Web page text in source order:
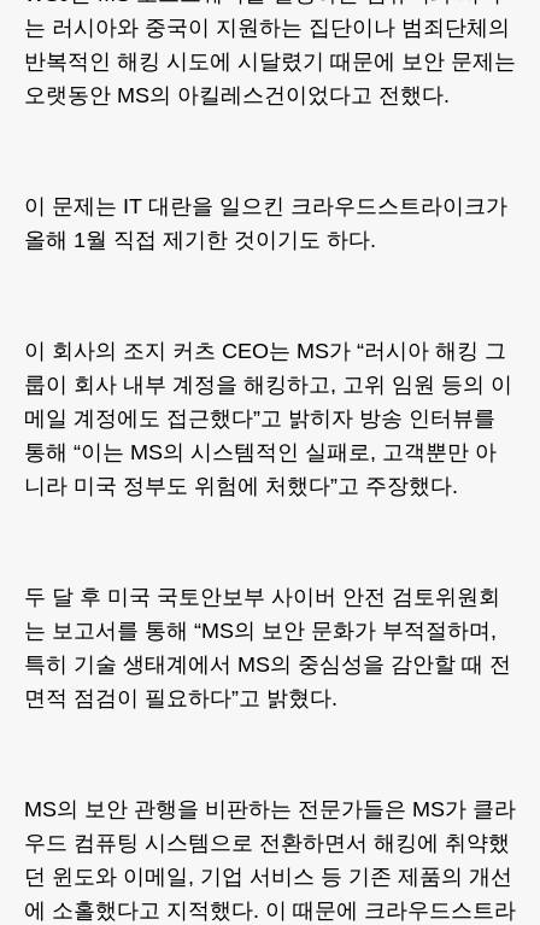
는 러시아와 중국이 지원하는 집단이나 범죄단체의
반복적인 해킹 시도에 시달렸기 때문에 보안 문제는
오랫동안 MS의 아킬레스건이었다고 전했다.
이 문제는 IT 대란을 일으킨 크라우드스트라이크가
올해 1월 직접 제기한 것이기도 하다.
이 회사의 조지 커츠 CEO는 MS가 “러시아 해킹 그
룹이 회사 내부 계정을 해킹하고, 고위 임원 등의 이
메일 계정에도 접근했다”고 밝히자 방송 인터뷰를
통해 “이는 MS의 시스템적인 실패로, 고객뿐만 아
니라 미국 정부도 위험에 처했다”고 주장했다.
두 달 후 미국 국토안보부 사이버 안전 검토위원회
는 보고서를 통해 “MS의 보안 문화가 부적절하며,
특히 기술 생태계에서 MS의 중심성을 감안할 때 전
면적 점검이 필요하다”고 밝혔다.
MS의 보안 관행을 비판하는 전문가들은 MS가 클라
우드 컴퓨팅 시스템으로 전환하면서 해킹에 취약했
던 윈도와 이메일, 기업 서비스 등 기존 제품의 개선
에 소홀했다고 지적했다. 이 때문에 크라우드스트라